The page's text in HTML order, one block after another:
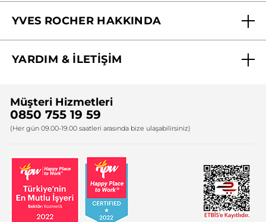
YVES ROCHER HAKKINDA
Yves Rocher Vakfı
YARDIM & İLETİŞİM
Bize Ulaşın
Firma Bilgileri
Müşteri Hizmetleri
0850 755 19 59
(Her gün 09.00-19.00 saatleri arasında bize ulaşabilirsiniz)